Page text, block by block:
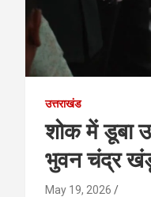
उत्तराखंड
शोक में डूबा
भुवन चंद्र
May 19, 2026